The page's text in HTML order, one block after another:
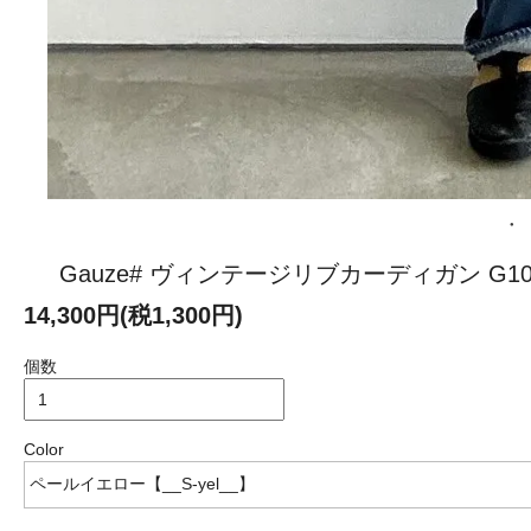
Gauze# ヴィンテージリブカーディガン
14,300円(税1,300円)
個数
Color